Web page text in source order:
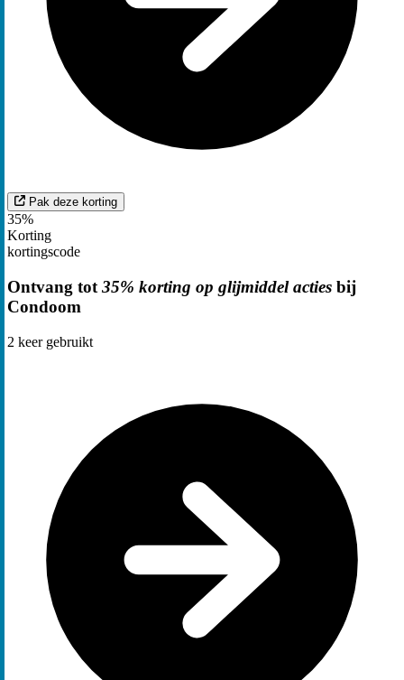
Pak deze korting
35%
Korting
kortingscode
Ontvang tot 35% korting op glijmiddel acties bij
Condoom
2 keer gebruikt